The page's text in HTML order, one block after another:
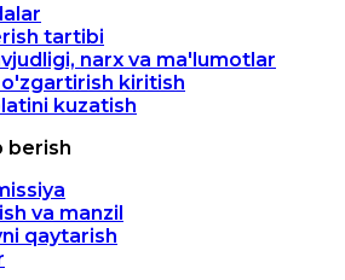
tartibi
narx va ma'lumotlar
kiritish
kuzatish
berish
va manzil
qaytarish